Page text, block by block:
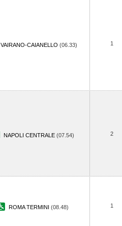
VAIRANO-CAIANELLO (06.33) 1
NAPOLI CENTRALE (07.54) 2
ROMA TERMINI (08.48) 1